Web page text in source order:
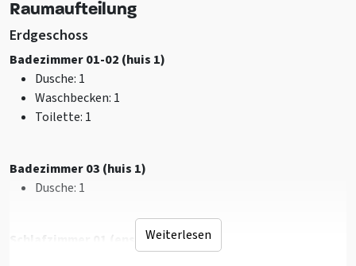
Küche
Terrasse
Schaukel
Rutschbahn
Fahrradständer
Gartenmöbel
Sportplatz
Trampolin
Raumaufteilung
Erdgeschoss
Badezimmer 01-02 (huis 1)
Dusche: 1
Waschbecken: 1
Toilette: 1
Badezimmer 03 (huis 1)
Dusche: 1
Schlafzimmer 01 (ensuite) (huis 2)
Weiterlesen